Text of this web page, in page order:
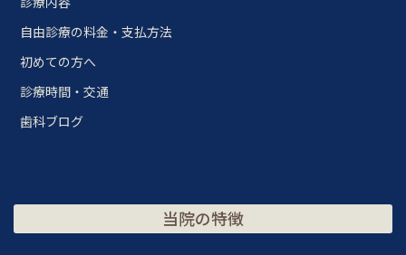
自由診療の料金・支払方法
初めての方へ
診療時間・交通
歯科ブログ
当院の特徴